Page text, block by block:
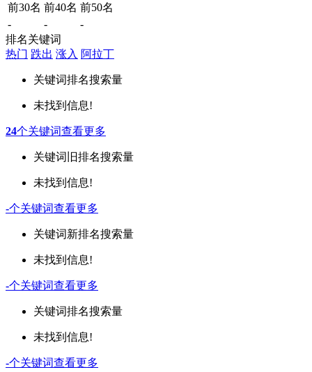
前30名 前40名 前50名
-
-
-
排名关键词
热门 跌出 涨入 阿拉丁
关键词排名搜索量
未找到信息!
24个关键词查看更多
关键词 旧排名搜索量
未找到信息!
-个关键词查看更多
关键词新排名搜索量
未找到信息!
-个关键词查看更多
关键词排名搜索量
未找到信息!
-个关键词查看更多